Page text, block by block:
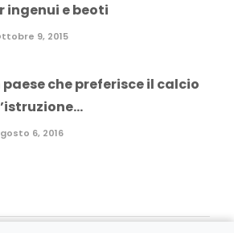
ingenui e beoti
9, 2015
paese che preferisce il calcio
6, 2016